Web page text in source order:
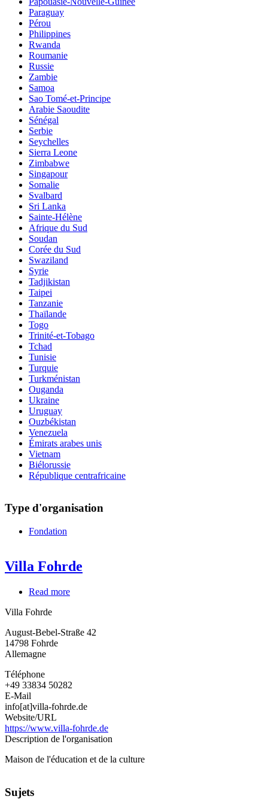
Paraguay
Pérou
Philippines
Rwanda
Roumanie
Russie
Zambie
Samoa
Sao Tomé-et-Principe
Arabie Saoudite
Sénégal
Serbie
Seychelles
Sierra Leone
Zimbabwe
Singapour
Somalie
Svalbard
Sri Lanka
Sainte-Hélène
Afrique du Sud
Soudan
Corée du Sud
Swaziland
Syrie
Tadjikistan
Taipei
Tanzanie
Thaïlande
Togo
Trinité-et-Tobago
Tchad
Tunisie
Turquie
Turkménistan
Ouganda
Ukraine
Uruguay
Ouzbékistan
Venezuela
Émirats arabes unis
Vietnam
Biélorussie
République centrafricaine
Type d'organisation
Fondation
Villa Fohrde
Read more
Villa Fohrde
August-Bebel-Straße 42
14798 Fohrde
Allemagne
Téléphone
+49 33834 50282
E-Mail
info[at]villa-fohrde.de
Website/URL
https://www.villa-fohrde.de
Description de l'organisation
Maison de l'éducation et de la culture
Sujets